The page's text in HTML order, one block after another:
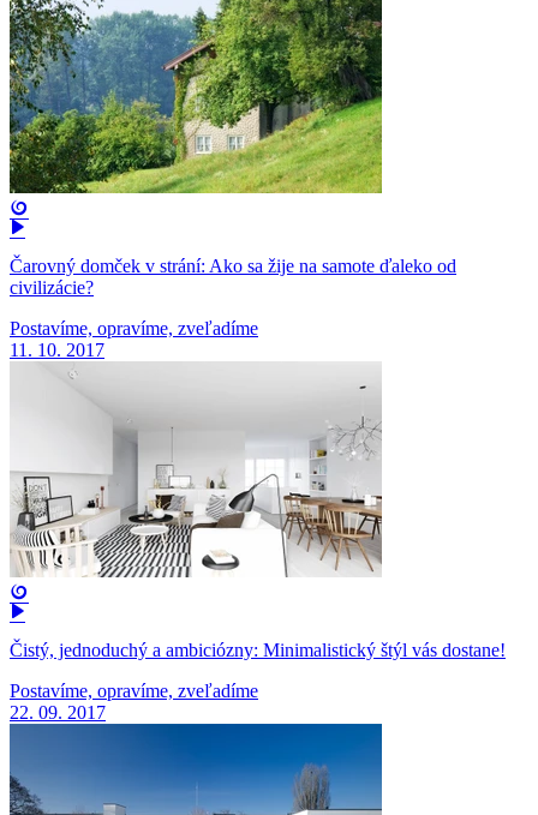
Čarovný domček v strání: Ako sa žije na samote ďaleko od
civilizácie?
Postavíme, opravíme, zveľadíme
11. 10. 2017
Čistý, jednoduchý a ambiciózny: Minimalistický štýl vás dostane!
Postavíme, opravíme, zveľadíme
22. 09. 2017